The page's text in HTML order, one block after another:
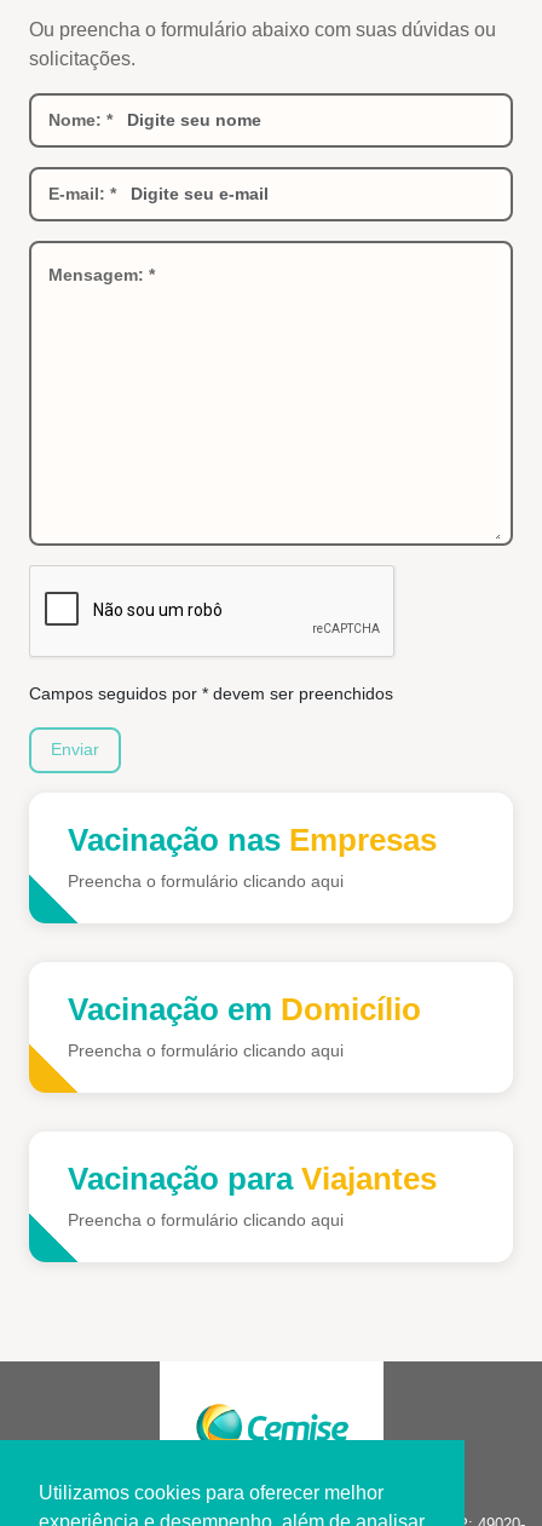
Utilizamos cookies para oferecer melhor
Ou preencha o formulário abaixo com suas dúvidas ou
solicitações.
Nome: *
E-mail: *
Mensagem: *
Campos seguidos por * devem ser preenchidos
Enviar
Vacinação nas Empresas
Preencha o formulário clicando aqui
Vacinação em Domicílio
Preencha o formulário clicando aqui
Vacinação para Viajantes
Preencha o formulário clicando aqui